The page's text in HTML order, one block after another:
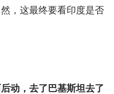
，这最终要看印度是否
动，去了巴基斯坦去了